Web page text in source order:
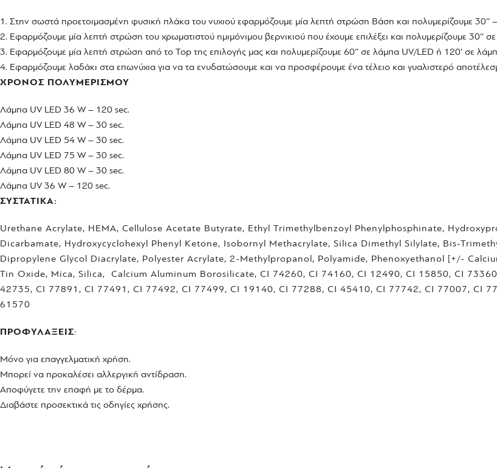
1. Στην σωστά προετοιμασμένη φυσική πλάκα του νυχιού εφαρμόζουμε μία λεπτή στρώση Βάση και πολυμερίζουμε 30’’ –
2. Εφαρμόζουμε μία λεπτή στρώση του χρωματιστού ημιμόνιμου βερνικιού που έχουμε επιλέξει και πολυμερίζουμε 30’’
3. Εφαρμόζουμε μία λεπτή στρώση από το Top της επιλογής μας και πολυμερίζουμε 60’’ σε λάμπα UV/LED ή 120’ σε
4. Εφαρμόζουμε λαδάκι στα επωνύχια για να τα ενυδατώσουμε και να προσφέρουμε ένα τέλειο και γυαλιστερό
ΧΡΟΝΟΣ ΠΟΛΥΜΕΡΙΣΜΟΥ
Λάμπα UV LED 36 W – 120 sec.
Λάμπα UV LED 48 W – 30 sec.
Λάμπα UV LED 54 W – 30 sec.
Λάμπα UV LED 75 W – 30 sec.
Λάμπα UV LED 80 W – 30 sec.
Λάμπα UV 36 W – 120 sec.
ΣΥΣΤΑΤΙΚΑ:
Urethane Acrylate, HEMA, Cellulose Acetate Butyrate, Ethyl Trimethylbenzoyl Phenylphosphinate,
Dicarbamate, Hydroxycyclohexyl Phenyl Ketone, Isobornyl Methacrylate, Silica Dimethyl Silylate, Bis-
Dipropylene Glycol Diacrylate, Polyester Acrylate, 2-Methylpropanol, Polyamide, Phenoxyethanol [+/-
Tin Oxide, Mica, Silica, Calcium Aluminum Borosilicate, CI 74260, CI 74160, CI 12490, CI 15850, CI
42735, CI 77891, CI 77491, CI 77492, CI 77499, CI 19140, CI 77288, CI 45410, CI 77742, CI 77007, CI
61570
ΠΡΟΦΥΛΑΞΕΙΣ:
Μόνο για επαγγελματική χρήση.
Μπορεί να προκαλέσει αλλεργική αντίδραση.
Αποφύγετε την επαφή με το δέρμα.
Διαβάστε προσεκτικά τις οδηγίες χρήσης.